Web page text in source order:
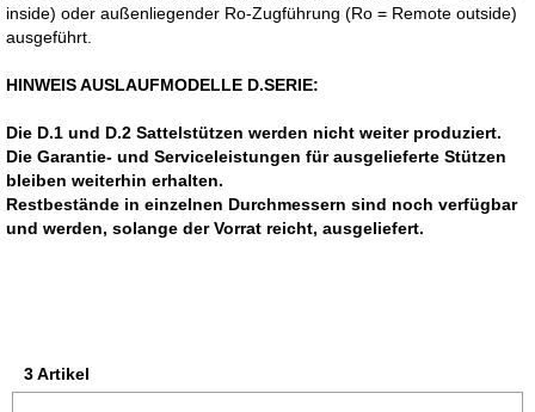
inside) oder außenliegender Ro-Zugführung (Ro = Remote outside)
ausgeführt.
HINWEIS AUSLAUFMODELLE D.SERIE:
Die D.1 und D.2 Sattelstützen werden nicht weiter produziert.
Die Garantie- und Serviceleistungen für ausgelieferte Stützen
bleiben weiterhin erhalten.
Restbestände in einzelnen Durchmessern sind noch verfügbar
und werden, solange der Vorrat reicht, ausgeliefert.
3 Artikel